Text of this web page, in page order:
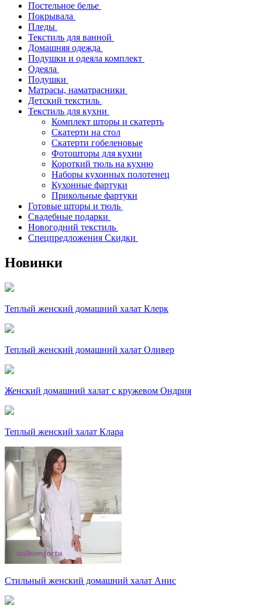
Постельное белье
Покрывала
Пледы
Текстиль для ванной
Домашняя одежда
Подушки и одеяла комплект
Одеяла
Подушки
Матрасы, наматрасники
Детский текстиль
Текстиль для кухни
Комплект шторы и скатерть
Скатерти на стол
Скатерти гобеленовые
Фотошторы для кухни
Короткий тюль на кухню
Наборы кухонных полотенец
Кухонные фартуки
Прикольные фартуки
Готовые шторы и тюль
Свадебные подарки
Новогодний текстиль
Спецпредложения Скидки
Новинки
Теплый женский домашний халат Клерк
Теплый женский домашний халат Оливер
Женский домашний халат с кружевом Ондрия
Теплый женский халат Клара
Стильный женский домашний халат Анис